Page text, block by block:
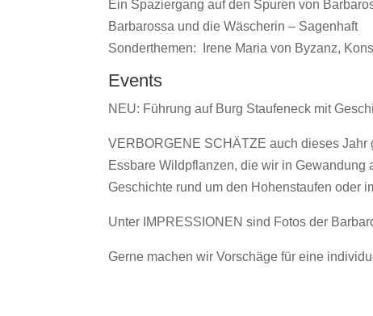
Ein Spaziergang auf den Spuren von
Barbarossa und die Wäscherin – Sagenhaft
Sonderthemen: Irene Maria von Byzanz,
Events
NEU: Führung auf Burg Staufeneck mit
VERBORGENE SCHÄTZE auch dieses Jahr
Essbare Wildpflanzen, die wir in
Geschichte rund um den Hohenstaufen oder
Unter IMPRESSIONEN sind Fotos der
Gerne machen wir Vorschäge für eine